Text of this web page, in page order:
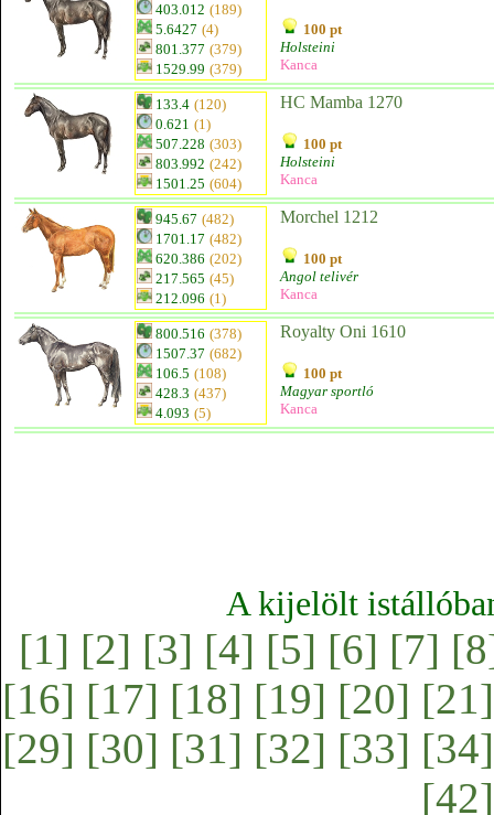
403.012 (189)
5.6427 (4)
801.377 (379)
1529.99 (379)
100 pt
Holsteini
Kanca
133.4 (120)
0.621 (1)
507.228 (303)
803.992 (242)
1501.25 (604)
HC Mamba 1270
100 pt
Holsteini
Kanca
945.67 (482)
1701.17 (482)
620.386 (202)
217.565 (45)
212.096 (1)
Morchel 1212
100 pt
Angol telivér
Kanca
800.516 (378)
1507.37 (682)
106.5 (108)
428.3 (437)
4.093 (5)
Royalty Oni 1610
100 pt
Magyar sportló
Kanca
A kijelölt
[1] [2] [3] [4] [5] [6] [7]
[16] [17] [18] [19] [20] [21]
[29] [30] [31] [32] [33] [34]
[42]